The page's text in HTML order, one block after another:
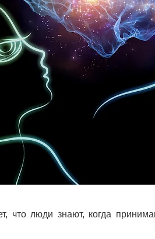
что люди знают, когда